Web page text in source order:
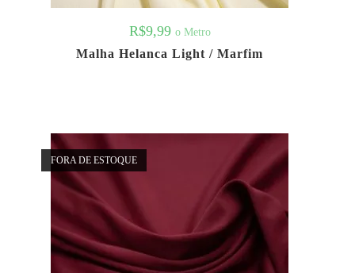
R$9,99 o Metro
Malha Helanca Light / Marfim
FORA DE ESTOQUE